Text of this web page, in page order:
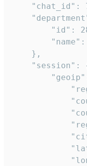
"chat_id":
"id":
"name":
    },
"session":